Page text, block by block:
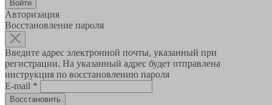
Авторизация
Восстановление пароля
Введите адрес электронной почты, указанный при
регистрации. На указанный адрес будет отправлена
инструкция по восстановлению пароля
E-mail *